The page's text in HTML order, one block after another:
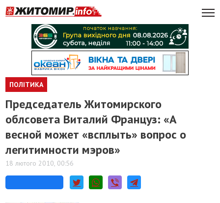
ПОЛІТИКА
Председатель Житомирского
облсовета Виталий Француз: «А
весной может «всплыть» вопрос о
легитимности мэров»
18 лютого 2010, 00:56